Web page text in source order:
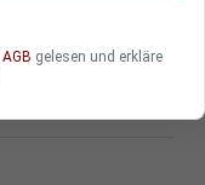
AGB gelesen und erkläre